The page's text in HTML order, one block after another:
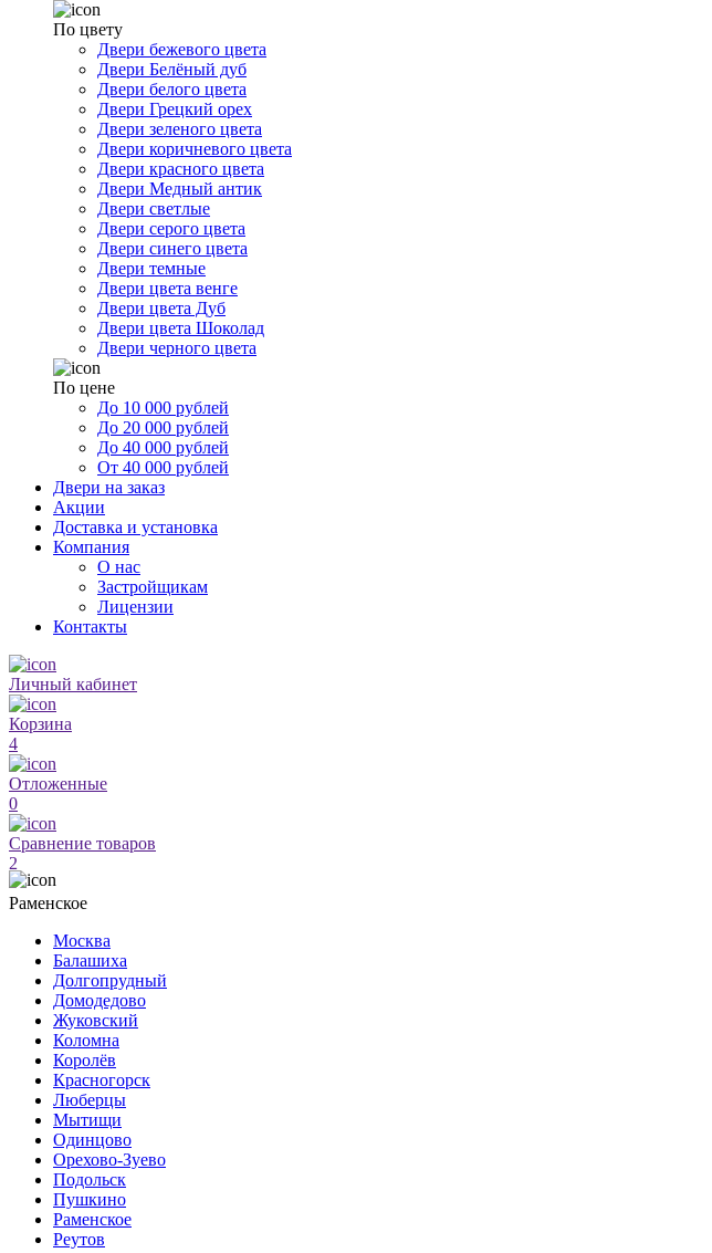
По цвету
Двери бежевого цвета
Двери Белёный дуб
Двери белого цвета
Двери Грецкий орех
Двери зеленого цвета
Двери коричневого цвета
Двери красного цвета
Двери Медный антик
Двери светлые
Двери серого цвета
Двери синего цвета
Двери темные
Двери цвета венге
Двери цвета Дуб
Двери цвета Шоколад
Двери черного цвета
По цене
До 10 000 рублей
До 20 000 рублей
До 40 000 рублей
От 40 000 рублей
Двери на заказ
Акции
Доставка и установка
Компания
О нас
Застройщикам
Лицензии
Контакты
Личный кабинет
Корзина
4
Отложенные
0
Сравнение товаров
2
Раменское
Москва
Балашиха
Долгопрудный
Домодедово
Жуковский
Коломна
Королёв
Красногорск
Люберцы
Мытищи
Одинцово
Орехово-Зуево
Подольск
Пушкино
Раменское
Реутов